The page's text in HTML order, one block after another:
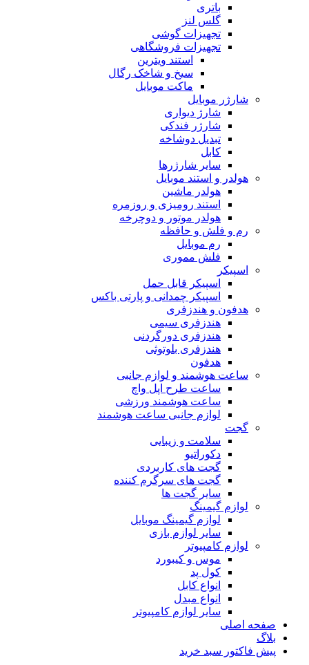
باتری
گلس لنز
تجهیزات گوشی
تجهیزات فروشگاهی
استند ویترین
سیخ و شاخک رگال
ماکت موبایل
شارژر موبایل
شارژ دیواری
شارژر فندکی
تبدیل دوشاخه
کابل
سایر شارژرها
هولدر و استند موبایل
هولدر ماشین
استند رومیزی و روزمره
هولدر موتور و دوچرخه
رم و فلش و حافظه
رم موبایل
فلش مموری
اسپیکر
اسپیکر قابل حمل
اسپیکر چمدانی و پارتی باکس
هدفون و هندزفری
هندزفری سیمی
هندزفری دورگردنی
هندزفری بلوتوثی
هدفون
ساعت هوشمند و لوازم جانبی
ساعت طرح اپل واچ
ساعت هوشمند ورزشی
لوازم جانبی ساعت هوشمند
گجت
سلامت و زیبایی
دکوراتیو
گجت های کاربردی
گجت های سرگرم کننده
سایر گجت ها
لوازم گیمینگ
لوازم گیمینگ موبایل
سایر لوازم بازی
لوازم کامپیوتر
موس و کیبورد
کول پد
انواع کابل
انواع مبدل
سایر لوازم کامپیوتر
صفحه اصلی
بلاگ
پیش فاکتور سبد خرید